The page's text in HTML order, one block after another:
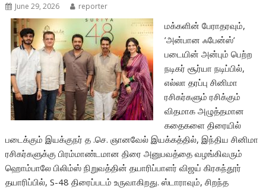
June 29, 2026 reporter
மக்களின் பேராதரவும்,
’அன்பான ஃபேன்ஸ்’
படையின் அன்பும் பெற்ற
நடிகர் சூர்யா நடிப்பில்,
எல்லா தரப்பு சினிமா
ரசிகர்களும் ரசிக்கும்
விதமாக அழுத்தமான
கதைகளை திரையில்
படைக்கும் இயக்குநர் த .செ. ஞானவேல் இயக்கத்தில், இந்திய சினிமா
ரசிகர்களுக்கு பிரம்மாண்டமான திரை அனுபவத்தை வழங்கிவரும்
ஹொம்பாலே பிலிம்ஸ் நிறுவத்தின் தயாரிப்பாளர் விஜய் கிரகந்தூர்
தயாரிப்பில், S-48 திரைப்படம் உருவாகிறது. ஸ்டாராவும், சிறந்த